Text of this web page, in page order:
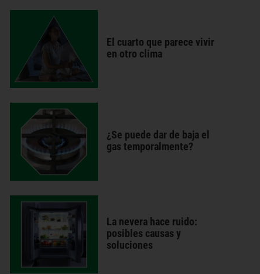
El cuarto que parece vivir
en otro clima
¿Se puede dar de baja el
gas temporalmente?
La nevera hace ruido:
posibles causas y
soluciones